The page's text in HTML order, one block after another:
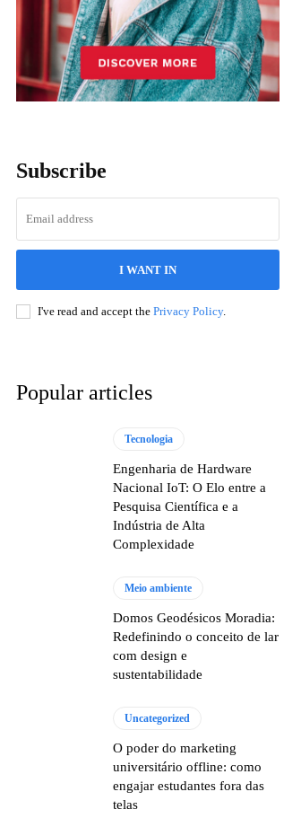
Subscribe
I WANT IN
I've read and accept the Privacy Policy.
Popular articles
Tecnologia
Engenharia de Hardware
Nacional IoT: O Elo entre a
Pesquisa Científica e a
Indústria de Alta
Complexidade
Meio ambiente
Domos Geodésicos Moradia:
Redefinindo o conceito de lar
com design e
sustentabilidade
Uncategorized
O poder do marketing
universitário offline: como
engajar estudantes fora das
telas